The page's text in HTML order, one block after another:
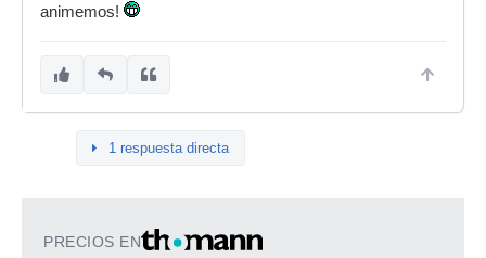
animemos!
1 respuesta directa
PRECIOS EN